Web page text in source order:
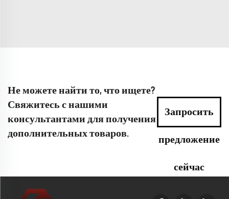
Не можете найти то, что ищете?
Свяжитесь с нашими
консультантами для получения
дополнительных товаров.
Запросить
предложение
сейчас